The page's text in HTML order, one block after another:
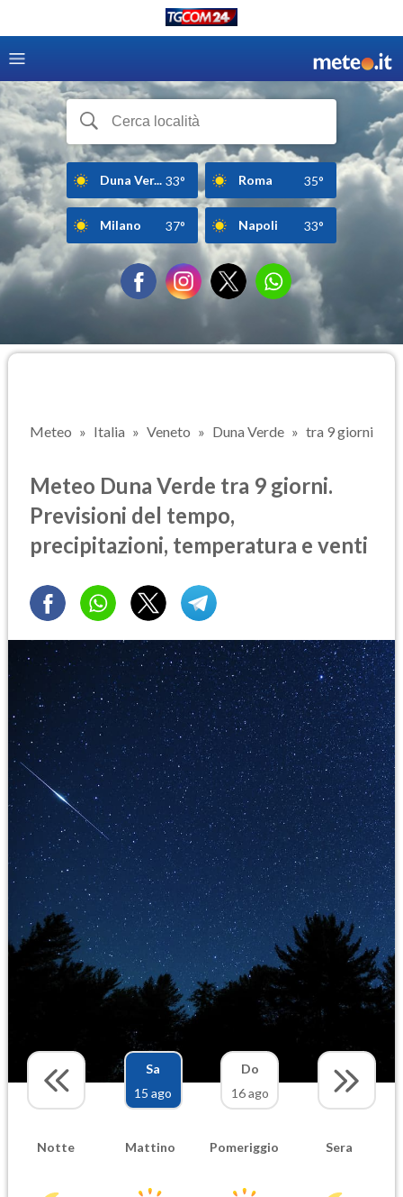
Duna Ver... 33° Roma 35°
Milano 37° Napoli 33°
Meteo Italia Veneto Duna Verde tra 9 giorni
Meteo Duna Verde tra 9 giorni.
Previsioni del tempo,
precipitazioni, temperatura e venti
Sa
15 ago
Do
16 ago
Notte Mattino Pomeriggio Sera